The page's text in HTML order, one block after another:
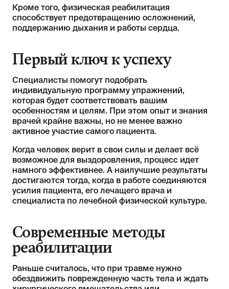
Кроме того, физическая реабилитация
способствует предотвращению осложнений,
поддержанию дыхания и работы сердца.
Первый ключ к успеху
Специалисты помогут подобрать
индивидуальную программу упражнений,
которая будет соответствовать вашим
особенностям и целям. При этом опыт и знания
врачей крайне важны, но не менее важно
активное участие самого пациента.
Когда человек верит в свои силы и делает всё
возможное для выздоровления, процесс идет
намного эффективнее. А наилучшие результаты
достигаются тогда, когда в работе соединяются
усилия пациента, его лечащего врача и
специалиста по лечебной физической культуре.
Современные методы
реабилитации
Раньше считалось, что при травме нужно
обездвижить поврежденную часть тела и ждать